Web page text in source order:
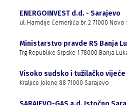
ENERGOINVEST d.d. - Sarajevo
ul. Hamdije Ćemerlića br. 2 71000 Novo
Ministarstvo pravde RS Banja
Trg Republike Srpske 1 78000 Banja
Visoko sudsko i tužilačko vijeće
Kraljice Jelene 88 71000 Sarajevo